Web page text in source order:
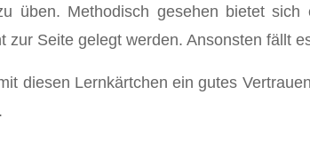
üben. Methodisch gesehen bietet
Seite gelegt werden. Ansonsten fällt
diesen Lernkärtchen ein gutes